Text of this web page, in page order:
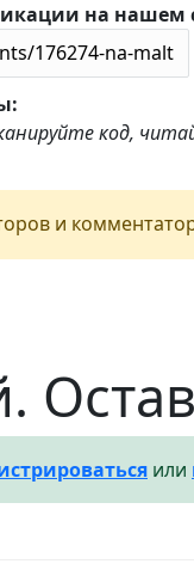
на нашем
код,
и
или